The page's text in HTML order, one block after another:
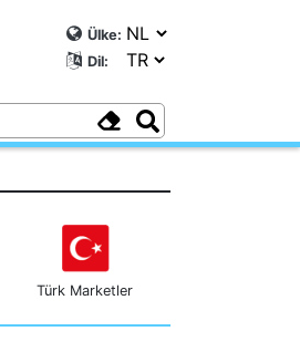
Ülke:
Dil:
Türk Marketler